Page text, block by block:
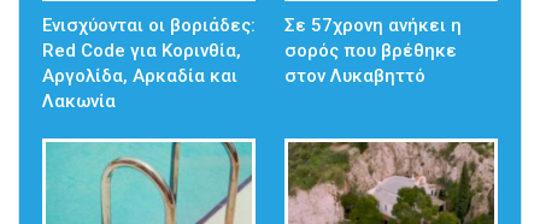
Ενισχύονται οι βοριάδες:
Red Code για Κορινθία,
Αργολίδα, Αρκαδία και
Λακωνία
Σε 57χρονη ανήκει η
σορός που βρέθηκε
στον Λυκαβηττό